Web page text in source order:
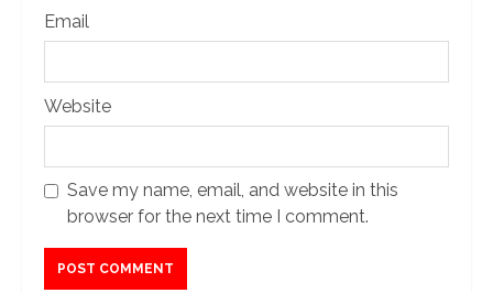
Email
Website
Save my name, email, and website in this
browser for the next time I comment.